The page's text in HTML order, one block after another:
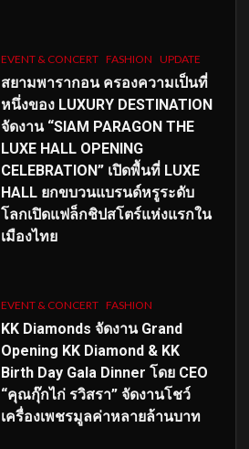
EVENT & CONCERT FASHION UPDATE
สยามพารากอน ครองความเป็นที่
หนึ่งของ LUXURY DESTINATION
จัดงาน “SIAM PARAGON THE
LUXE HALL OPENING
CELEBRATION” เปิดพื้นที่ LUXE
HALL ยกขบวนแบรนด์หรูระดับ
โลกเปิดแฟล็กชิปสโตร์แห่งแรกใน
เมืองไทย
EVENT & CONCERT FASHION
KK Diamonds จัดงาน Grand
Opening KK Diamond & KK
Birth Day Gala Dinner โดย CEO
“คุณกุ๊กไก่ รวิสรา” จัดงานโชว์
เครื่องเพชรมูลค่าหลายล้านบาท